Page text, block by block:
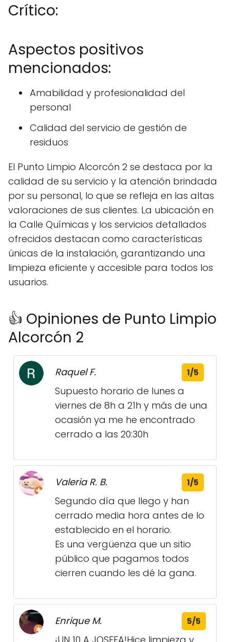
Crítico:
Aspectos positivos
mencionados:
Amabilidad y profesionalidad del
personal
Calidad del servicio de gestión de
residuos
El Punto Limpio Alcorcón 2 se destaca por la
calidad de su servicio y la atención brindada
por su personal, lo que se refleja en las altas
valoraciones de sus clientes. La ubicación en
la Calle Químicas y los servicios detallados
ofrecidos destacan como características
únicas de la instalación, garantizando una
limpieza eficiente y accesible para todos los
usuarios.
👍 Opiniones de Punto Limpio
Alcorcón 2
Raquel F. 1/5
Supuesto horario de lunes a
viernes de 8h a 21h y más de una
ocasión ya me he encontrado
cerrado a las 20:30h
Valeria R. B. 1/5
Segundo día que llego y han
cerrado media hora antes de lo
establecido en el horario.
Es una vergüenza que un sitio
público que pagamos todos
cierren cuando les dé la gana.
Enrique M. 5/5